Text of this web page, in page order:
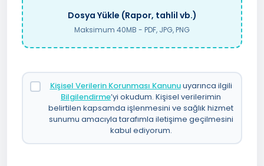
Dosya Yükle (Rapor, tahlil vb.)
Maksimum 40MB - PDF, JPG, PNG
Kişisel Verilerin Korunması Kanunuuyarınca ilgili
Bilgilendirme’yi okudum. Kişisel verilerimin
belirtilen kapsamda işlenmesini ve sağlık hizmet
sunumu amacıyla tarafımla iletişime geçilmesini
kabul ediyorum.